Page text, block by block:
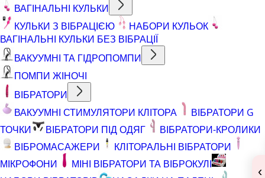
ВАГІНАЛЬНІ КУЛЬКИ
КУЛЬКИ З ВІБРАЦІЄЮ
НАБОРИ КУЛЬОК
ВАГІНАЛЬНІ КУЛЬКИ БЕЗ ВІБРАЦІЇ
ВАКУУМНІ ТА ГІДРОПОМПИ
ПОМПИ ЖІНОЧІ
ВІБРАТОРИ
ВАКУУМНІ СТИМУЛЯТОРИ КЛІТОРА
ВІБРАТОРИ G
ТОЧКИ
ВІБРАТОРИ ПІД ОДЯГ
ВІБРАТОРИ-КРОЛИКИ
ВІБРОМАСАЖЕРИ
КЛІТОРАЛЬНІ ВІБРАТОРИ
МІКРОФОНИ
МІНІ ВІБРАТОРИ ТА ВІБРОКУЛІ
‹